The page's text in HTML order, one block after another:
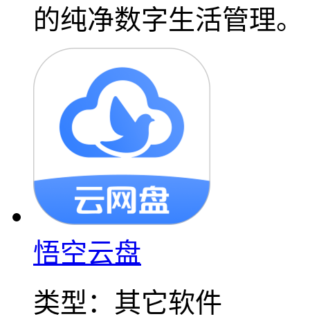
的纯净数字生活管理。
悟空云盘
类型： 其它软件